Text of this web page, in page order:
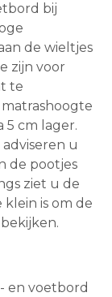
bij
de wieltjes
zijn voor
te
5 cm lager.
adviseren u
de pootjes
ziet u de
is om de
en voetbord